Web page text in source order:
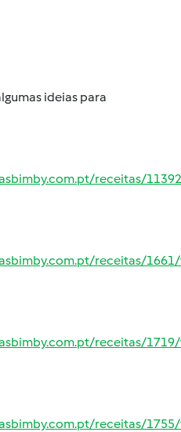
ideias para
receitas/
receitas/
receitas/
receitas/